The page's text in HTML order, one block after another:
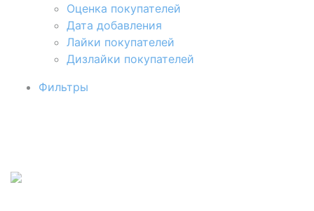
Оценка покупателей
Дата добавления
Лайки покупателей
Дизлайки покупателей
Фильтры